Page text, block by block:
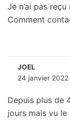
Je n’ai pas
Comment
JOEL
24 janvier 2022
Depuis plus de
jours mais vu